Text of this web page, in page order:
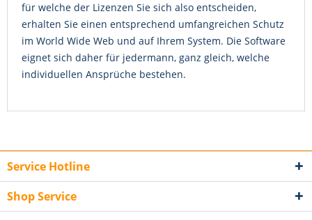
für welche der Lizenzen Sie sich also entscheiden,
erhalten Sie einen entsprechend umfangreichen Schutz
im World Wide Web und auf Ihrem System. Die Software
eignet sich daher für jedermann, ganz gleich, welche
individuellen Ansprüche bestehen.
Service Hotline
Shop Service